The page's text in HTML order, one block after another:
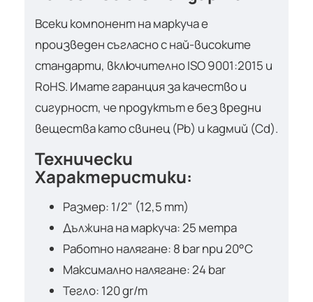
Всеки компонент на маркуча е
произведен съгласно с най-високите
стандарти, включително ISO 9001:2015 и
RoHS. Имате гаранция за качество и
сигурност, че продуктът е без вредни
вещества като свинец (Pb) и кадмий (Cd).
Технически
Характеристики:
Размер: 1/2" (12,5 mm)
Дължина на маркуча: 25 метра
Работно налягане: 8 bar при 20°C
Максимално налягане: 24 bar
Тегло: 120 gr/m